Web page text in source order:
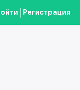
Регистрация